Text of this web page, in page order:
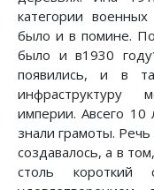
категории
было и в помине.
было и в1930
появились, и в
инфраструктуру
империи. Авсего
знали грамоты.
создавалось, а в
столь